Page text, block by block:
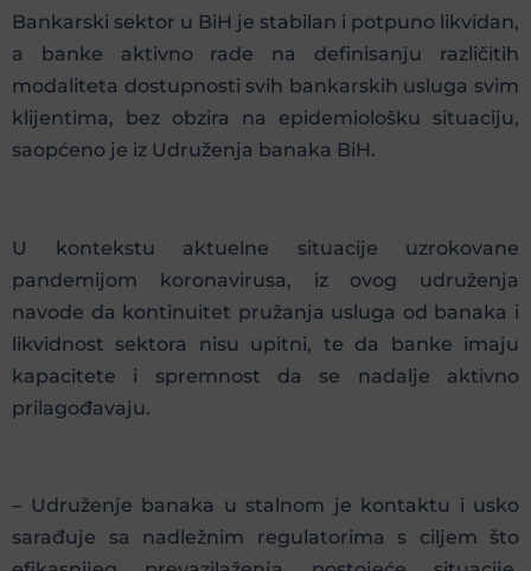
Bankarski sektor u BiH je stabilan i potpuno likvidan,
a banke aktivno rade na definisanju različitih
modaliteta dostupnosti svih bankarskih usluga svim
klijentima, bez obzira na epidemiološku situaciju,
saopćeno je iz Udruženja banaka BiH.
U kontekstu aktuelne situacije uzrokovane
pandemijom koronavirusa, iz ovog udruženja
navode da kontinuitet pružanja usluga od banaka i
likvidnost sektora nisu upitni, te da banke imaju
kapacitete i spremnost da se nadalje aktivno
prilagođavaju.
– Udruženje banaka u stalnom je kontaktu i usko
sarađuje sa nadležnim regulatorima s ciljem što